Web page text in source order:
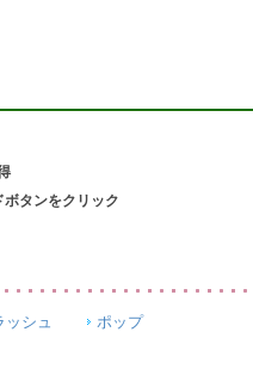
タンをクリック
ッシュ
ポップ